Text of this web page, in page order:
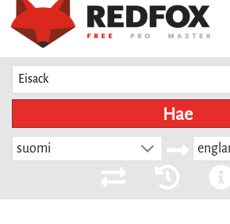
Hae
suomi